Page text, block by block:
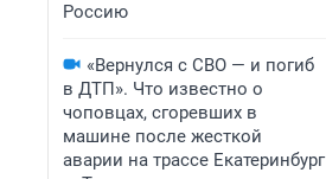
Россию
«Вернулся с СВО — и погиб
в ДТП». Что известно о
чоповцах, сгоревших в
машине после жесткой
аварии на трассе Екатеринбург